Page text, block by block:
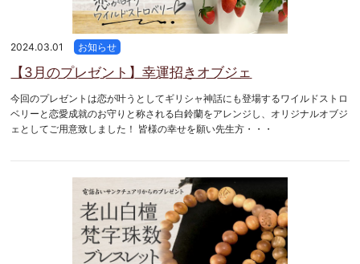
2024.03.01 お知らせ
【3月のプレゼント】幸運招きオブジェ
今回のプレゼントは恋が叶うとしてギリシャ神話にも登場するワイルドストロ
ベリーと恋愛成就のお守りと称される白鈴蘭をアレンジし、オリジナルオブジ
ェとしてご用意致しました！ 皆様の幸せを願い先生方・・・